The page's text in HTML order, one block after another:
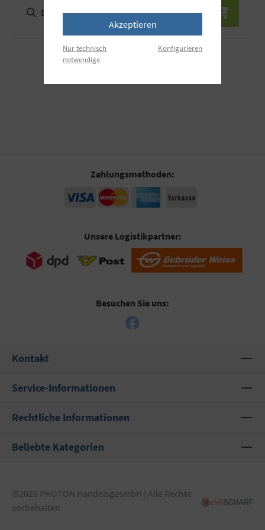
Details
Zahlungsmethoden:
Unsere Logistikpartner:
Besuchen Sie uns:
Kontakt
Service-Informationen
Rechtliche Informationen
Beliebte Kategorien
©2026 PHOTON HandelsgesmbH | Alle Rechte
vorbehalten
Akzeptieren
Nur technisch
notwendige
Konfigurieren